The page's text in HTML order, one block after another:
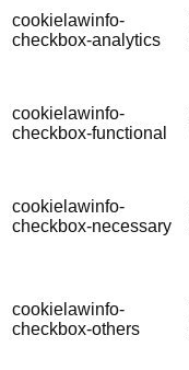
cookielawinfo-
checkbox-analytics
cookielawinfo-
checkbox-functional
cookielawinfo-
checkbox-necessary
cookielawinfo-
checkbox-others